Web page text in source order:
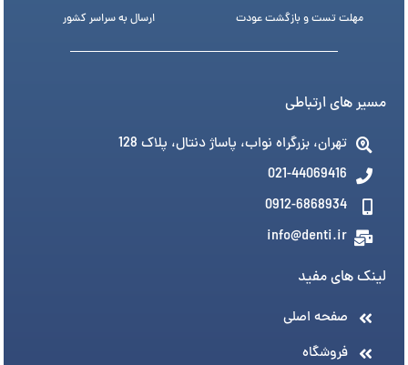
مهلت تست و بازگشت عودت ارسال به سراسر کشور
مسیر های ارتباطی
تهران، بزرگراه نواب، پاساژ دنتال، پلاک 128
021-44069416
0912-6868934
info@denti.ir
لینک های مفید
صفحه اصلی
فروشگاه